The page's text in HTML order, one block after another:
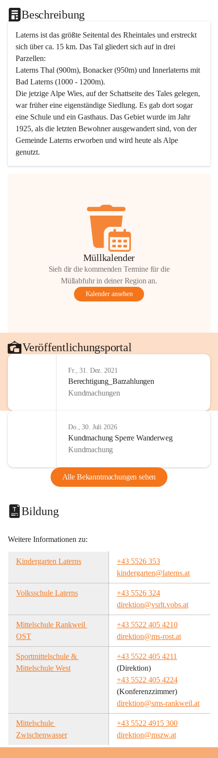
Beschreibung
Laterns ist das größte Seitental des Rheintales und erstreckt
sich über ca. 15 km. Das Tal gliedert sich auf in drei
Parzellen:
Laterns Thal (900m), Bonacker (950m) und Innerlaterns mit
Bad Laterns (1000 - 1200m).
Die jetzige Alpe Wies, auf der Schattseite des Tales gelegen,
war früher eine eigenständige Siedlung. Es gab dort sogar
eine Schule und ein Gasthaus. Das Gebiet wurde im Jahr
1925, als die letzten Bewohner ausgewandert sind, von der
Gemeinde Laterns erworben und wird heute als Alpe
genutzt.
Müllkalender
Sieh dir die kommenden Termine für die
Müllabfuhr in deiner Region an.
Kalender ansehen
Veröffentlichungsportal
Fr., 31. Dez. 2021
Berechtigung_Barzahlungen
Kundmachungen
Do., 30. Juli 2026
Kundmachung Sperre Wanderweg
Kundmachung
Alle Bekanntmachungen sehen
Bildung
Weitere Informationen zu:
Kindergarten Laterns
+43 5526 353
kindergarten@laterns.at
Volksschule Laterns
+43 5526 324
direktion@vsrlt.vobs.at
Mittelschule Rankweil
OST
+43 5522 405 4210
direktion@ms-rost.at
Sportmittelschule &
Mittelschule West
+43 5522 405 4211
(Direktion)
+43 5522 405 4224
(Konferenzzimmer)
direktion@sms-rankweil.at
Mittelschule
Zwischenwasser
+43 5522 4915 300
direktion@mszw.at